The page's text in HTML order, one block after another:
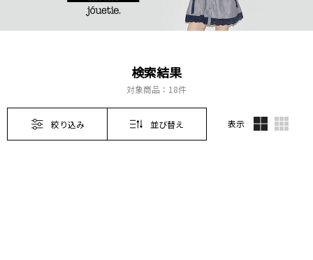
検索結果
対象商品： 18件
絞り込み 並び替え 表示